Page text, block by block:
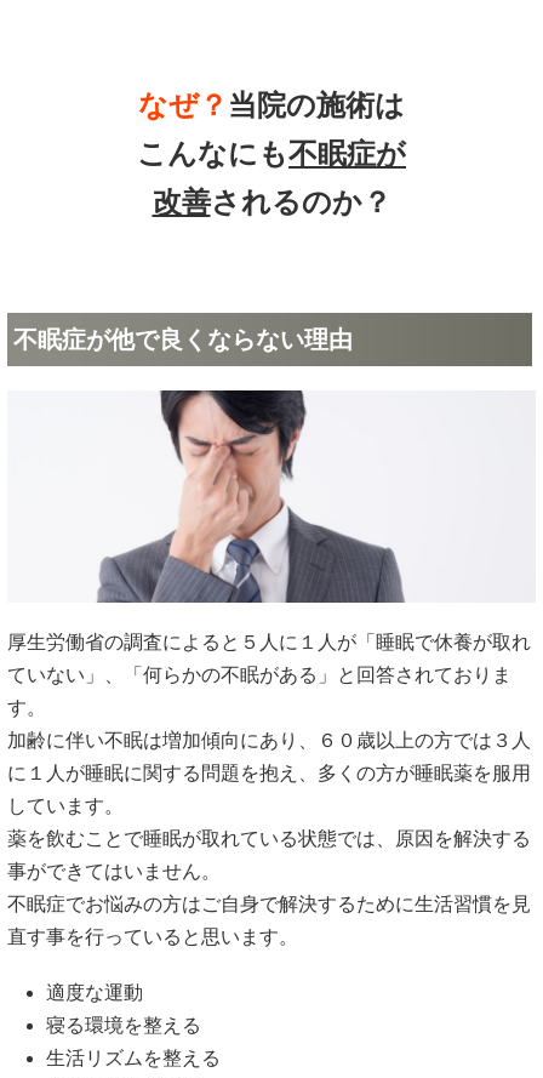
なぜ？ 当院の施術は
こんなにも不眠症が
改善されるのか？
不眠症が他で良くならない理由
厚生労働省の調査によると５人に１人が「睡眠で休養が取れ
ていない」、「何らかの不眠がある」と回答されておりま
す。
加齢に伴い不眠は増加傾向にあり、６０歳以上の方では３人
に１人が睡眠に関する問題を抱え、多くの方が睡眠薬を服用
しています。
薬を飲むことで睡眠が取れている状態では、原因を解決する
事ができてはいません。
不眠症でお悩みの方はご自身で解決するために生活習慣を見
直す事を行っていると思います。
適度な運動
寝る環境を整える
生活リズムを整える